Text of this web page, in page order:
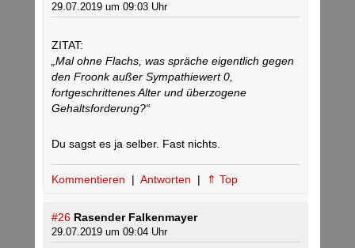
29.07.2019 um 09:03 Uhr
ZITAT:
„Mal ohne Flachs, was spräche eigentlich gegen
den Froonk außer Sympathiewert 0,
fortgeschrittenes Alter und überzogene
Gehaltsforderung?“
Du sagst es ja selber. Fast nichts.
Kommentieren | Antworten | ⇑ Top
#26 Rasender Falkenmayer
29.07.2019 um 09:04 Uhr